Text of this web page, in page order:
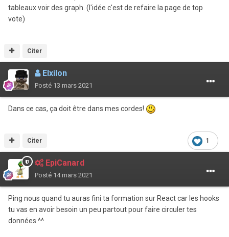
tableaux voir des graph. (l'idée c'est de refaire la page de top
vote)
Citer
Elxilon
Posté 13 mars 2021
Dans ce cas, ça doit être dans mes cordes!
1
Citer
EpiCanard
Posté 14 mars 2021
Ping nous quand tu auras fini ta formation sur React car les hooks
tu vas en avoir besoin un peu partout pour faire circuler tes
données ^^